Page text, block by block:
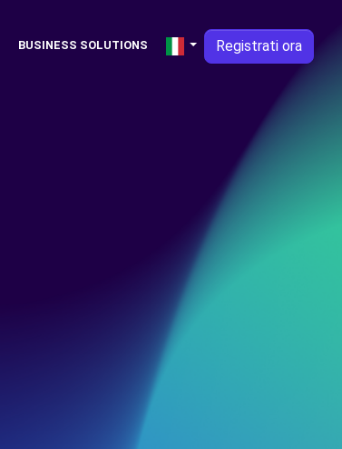
BUSINESS SOLUTIONS Registrati ora